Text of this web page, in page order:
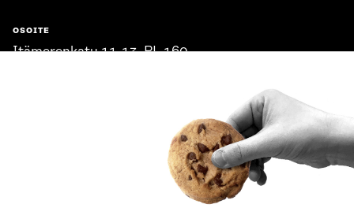
OSOITE
Itämerenkatu 11-13, PL 160,